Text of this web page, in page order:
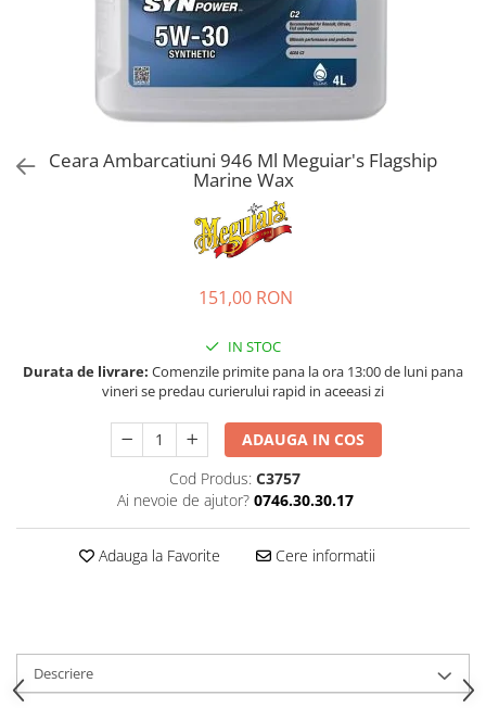
Bord | Plastice Interioare
Parfumuri | Odorizante
CEARA | SEALANT | TRATAMENTE
PROTECTIE | COATING CERAMIC
POLISH | SLEFUIRE | BURETI
ACCESORII | ECHIPAMENTE |
Ceara Ambarcatiuni 946 Ml Meguiar's Flagship
Marine Wax
151,00 RON
IN STOC
Durata de livrare: Comenzile primite pana la ora 13:00 de luni pana
vineri se predau curierului rapid in aceeasi zi
ADAUGA IN COS
Cod Produs: C3757
Ai nevoie de ajutor? 0746.30.30.17
Adauga la Favorite Cere informatii
Descriere